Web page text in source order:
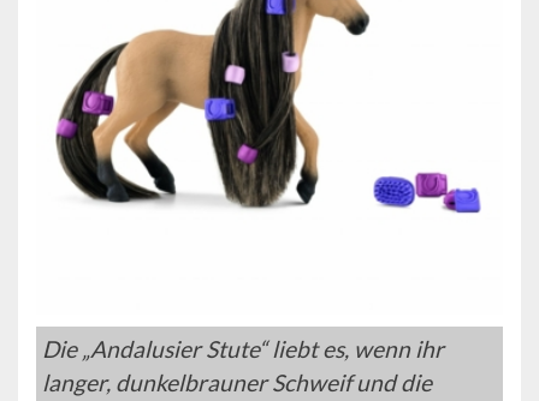
Die „Andalusier Stute“ liebt es, wenn ihr
langer, dunkelbrauner Schweif und die